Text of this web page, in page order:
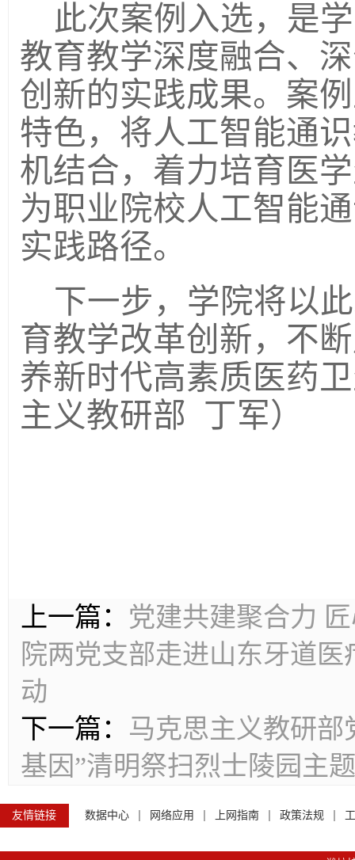
此次案例入选，是
教育教学深度融合、
创新的实践成果。案
特色，将人工智能通
机结合，着力培育医
为职业院校人工智能
实践路径。
下一步， 学院将以
育教学改革创新，不
养新时代高素质医药
主义教研部 丁军）
上一篇： 党建共建聚合力
院两党支部走进山东牙道
动
下一篇： 马克思主义教研部
基因”清明祭扫烈士陵园主
友情链接 数据中心 网络应用 上网指南 政策法规